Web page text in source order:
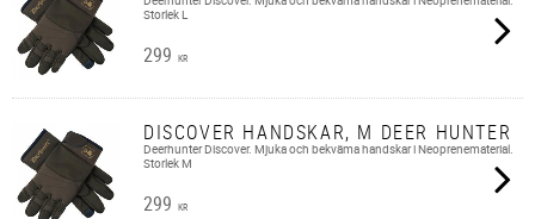
Storlek L
299 KR
DISCOVER HANDSKAR, M DEER HUNTER
Deerhunter Discover. Mjuka och bekväma handskar i Neoprenematerial.
Storlek M
299 KR